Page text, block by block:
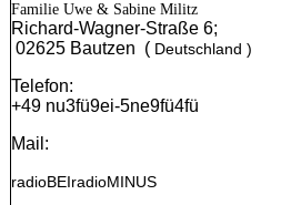
Familie Uwe & Sabine Militz
Richard-Wagner-Straße 6;
02625 Bautzen (Deutschland )
Telefon:
+49 nu3fü9ei-5ne9fü4fü
Mail:
radioBEIradioMINUS